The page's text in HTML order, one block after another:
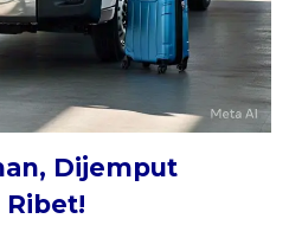
Dijemput
Ribet!